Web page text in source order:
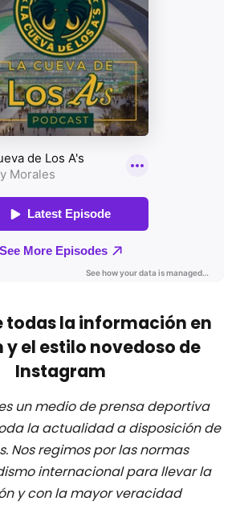
todas la información en
y el estilo novedoso de
Instagram
un medio de prensa deportiva
la actualidad a disposición de
Nos regimos por las normas
internacional para llevar la
y con la mayor veracidad